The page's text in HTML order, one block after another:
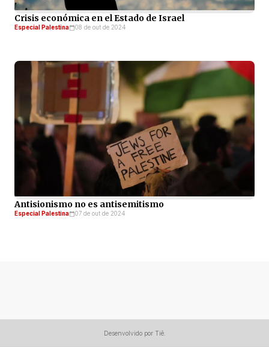
Crisis económica en el Estado de Israel
Especial Palestina 08 de out de 2024
Antisionismo no es antisemitismo
Especial Palestina 07 de out de 2024
Desenvolvido por Tiê.